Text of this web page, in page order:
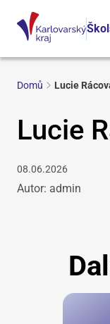
Domů Lucie
Lucie
08.06.2026
Autor: admin